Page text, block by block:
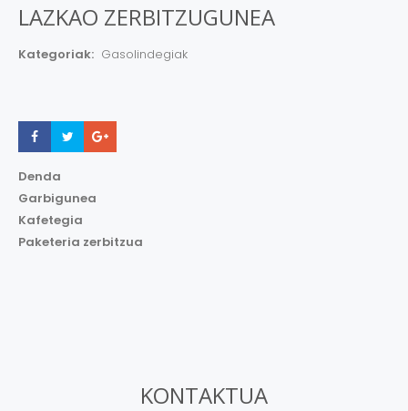
LAZKAO ZERBITZUGUNEA
Kategoriak: Gasolindegiak
ShareShare
Denda
Garbigunea
Kafetegia
Paketeria zerbitzua
KONTAKTUA